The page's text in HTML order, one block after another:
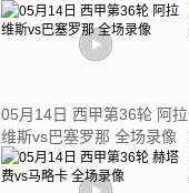
05月14日 西甲第36轮 阿拉
维斯vs巴塞罗那 全场录像